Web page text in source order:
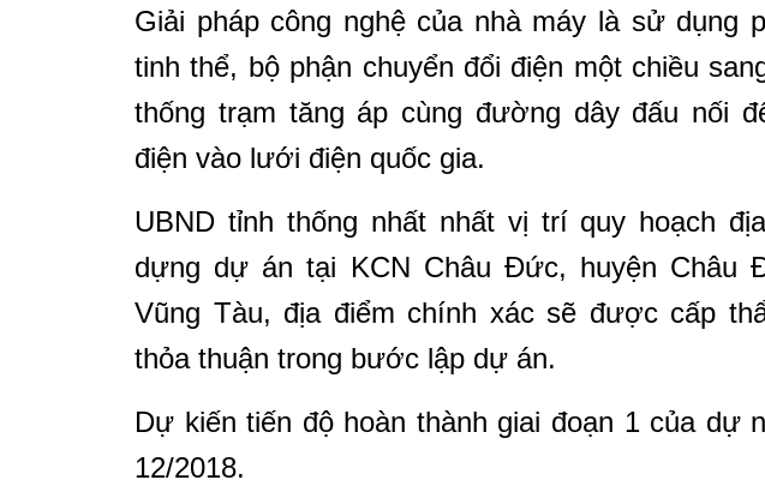
Giải pháp công nghệ của nhà máy là sử dụng
tinh thể, bộ phận chuyển đổi điện một chiều
thống trạm tăng áp cùng đường dây đấu nối
điện vào lưới điện quốc gia.
UBND tỉnh thống nhất nhất vị trí quy hoạch
dựng dự án tại KCN Châu Đức, huyện Châu
Vũng Tàu, địa điểm chính xác sẽ được cấp
thỏa thuận trong bước lập dự án.
Dự kiến tiến độ hoàn thành giai đoạn 1 của dự
12/2018.